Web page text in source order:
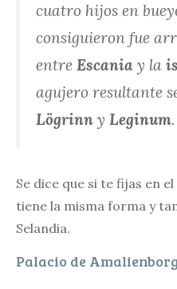
cuatro hijos en
consiguieron fue
entre Escania y la
agujero resultante
Lögrinn y Leginum.
Se dice que si te fijas en
tiene la misma forma y
Selandia.
Palacio de Amalienborg